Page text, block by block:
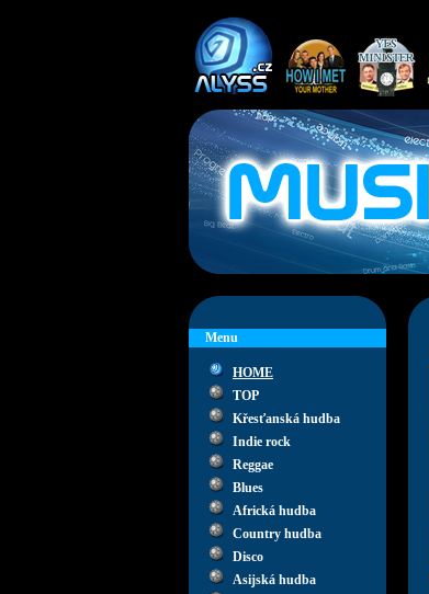
Menu
HOME
TOP
Křesťanská hudba
Indie rock
Reggae
Blues
Africká hudba
Country hudba
Disco
Asijská hudba